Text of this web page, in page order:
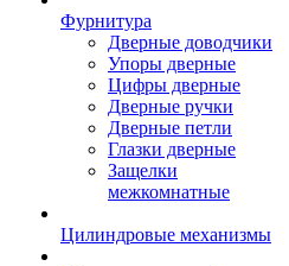
Фурнитура
Дверные доводчики
Упоры дверные
Цифры дверные
Дверные ручки
Дверные петли
Глазки дверные
Защелки
межкомнатные
Цилиндровые механизмы